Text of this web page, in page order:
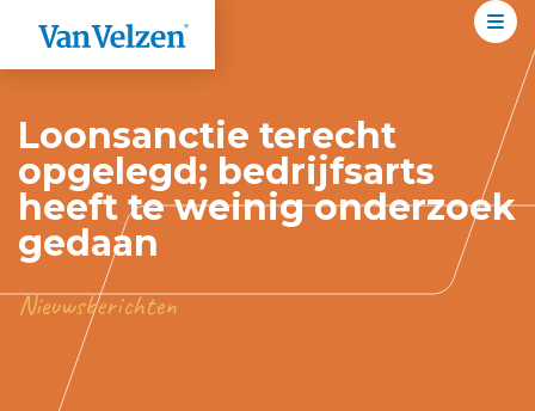
Loonsanctie terecht
opgelegd; bedrijfsarts
heeft te weinig onderzoek
gedaan
Nieuwsberichten